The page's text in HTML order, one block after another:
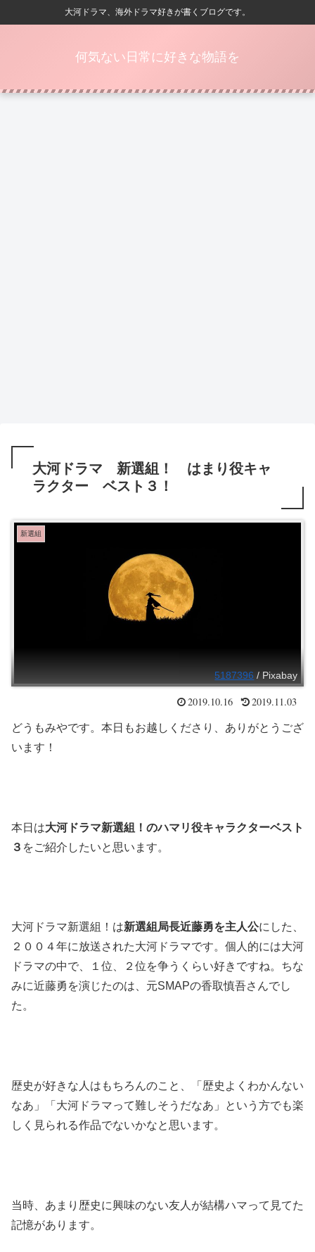
大河ドラマ、海外ドラマ好きが書くブログです。
何気ない日常に好きな物語を
大河ドラマ 新選組！ はまり役キャ
ラクター ベスト３！
新選組
5187396 / Pixabay
2019.10.16 2019.11.03
どうもみやです。本日もお越しくださり、ありがとうござ
います！
本日は大河ドラマ新選組！のハマリ役キャラクターベスト
３ をご紹介したいと思います。
大河ドラマ新選組！は新選組局長近藤勇を主人公にした、
２００４年に放送された大河ドラマです。個人的には大河
ドラマの中で、１位、２位を争うくらい好きですね。ちな
みに近藤勇を演じたのは、元SMAPの香取慎吾さんでし
た。
歴史が好きな人はもちろんのこと、「歴史よくわかんない
なあ」「大河ドラマって難しそうだなあ」という方でも楽
しく見られる作品でないかなと思います。
当時、あまり歴史に興味のない友人が結構ハマって見てた
記憶があります。